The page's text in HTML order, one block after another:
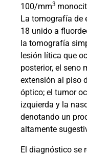
100/mm3
La tomografía de
18 unido a
la tomografía
lesión lítica que
posterior, el seno
extensión al piso
óptico; el tumor
izquierda y la
denotando un
altamente
El diagnóstico se